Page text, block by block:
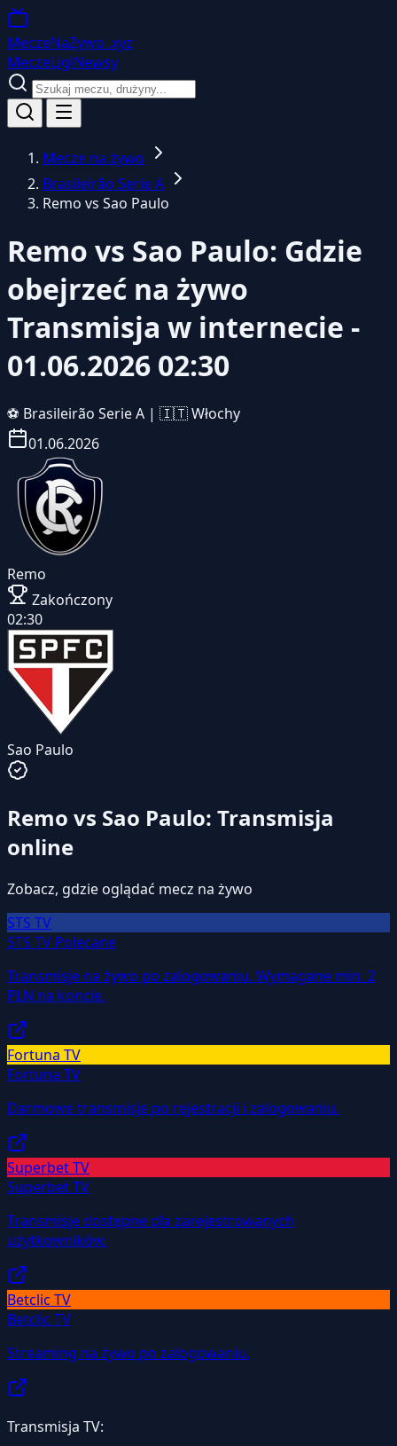
MeczeNaZywo .xyz
MeczeLigiNewsy
Mecze na żywo
Brasileirão Serie A
Remo vs Sao Paulo
Remo vs Sao Paulo: Gdzie
obejrzeć na żywo
Transmisja w internecie -
01.06.2026 02:30
⚽ Brasileirão Serie A | 🇮🇹 Włochy
01.06.2026
Remo
Zakończony
02:30
Sao Paulo
Remo vs Sao Paulo: Transmisja
online
Zobacz, gdzie oglądać mecz na żywo
STS TV
STS TV Polecane
Transmisje na żywo po zalogowaniu. Wymagane min. 2
PLN na koncie.
Fortuna TV
Fortuna TV
Darmowe transmisje po rejestracji i zalogowaniu.
Superbet TV
Superbet TV
Transmisje dostępne dla zarejestrowanych
użytkowników.
Betclic TV
Betclic TV
Streaming na żywo po zalogowaniu.
Transmisja TV: